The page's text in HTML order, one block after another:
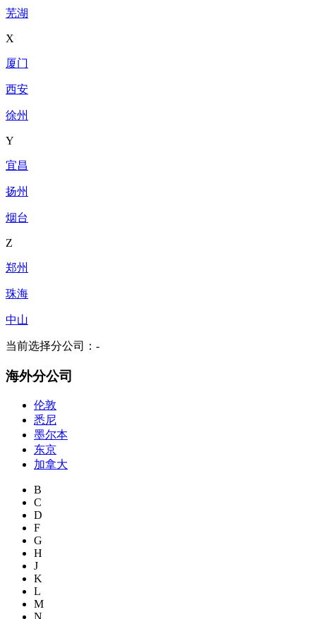
芜湖
X
厦门
西安
徐州
Y
宜昌
扬州
烟台
Z
郑州
珠海
中山
当前选择分公司： -
海外分公司
伦敦
悉尼
墨尔本
东京
加拿大
B
C
D
F
G
H
J
K
L
M